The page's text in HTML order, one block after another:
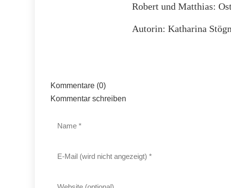
Robert und Matthias:
Autorin: Katharina
Kommentare (0)
Kommentar schreiben